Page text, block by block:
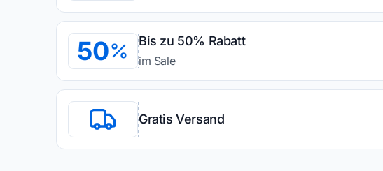
50 Bis zu 50% Rabatt
im Sale
Gratis Versand